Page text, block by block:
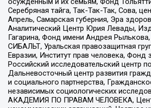
Серебряная тайга, Так-Так-Так, Сова,
Апрель, Самарская губерния, Эра
Аналитический Центр Юрия Левады,
Гагарина, Фонд имени Андрея
СИБАЛЬТ, Уральская правозащитная
Евразии, Институт прав человека, Фонд
Российский исследовательский центр
Дальневосточный центр развития
и социального партнерства,
независимых социологических
АКАДЕМИЯ ПО ПРАВАМ ЧЕЛОВЕКА,